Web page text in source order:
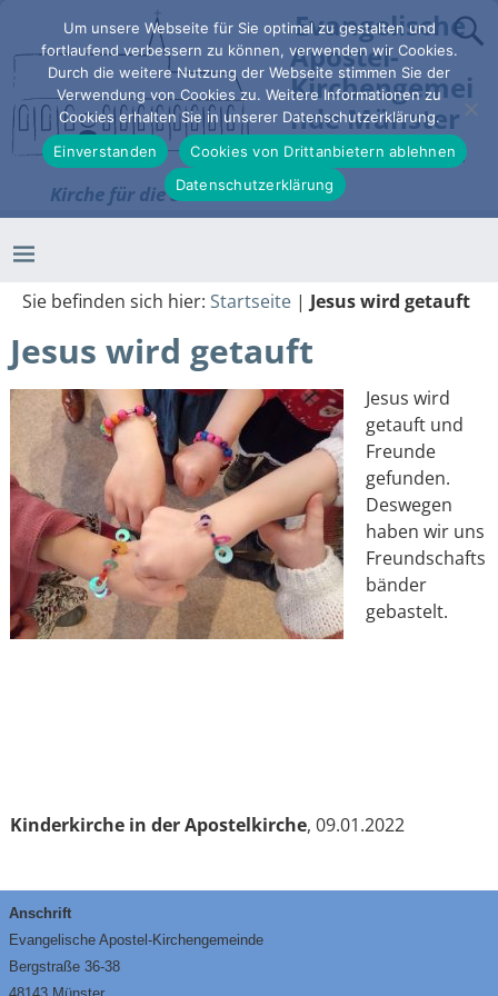
Evangelische
Apostel-
Kirchengemei
nde Münster
Kirche in der Stadt -
Kirche für die Stadt
Sie befinden sich hier: Startseite | Jesus wird getauft
Jesus wird getauft
Jesus wird
getauft und
Freunde
gefunden.
Deswegen
haben wir uns
Freundschafts
bänder
gebastelt.
Kinderkirche in der Apostelkirche, 09.01.2022
Anschrift
Evangelische Apostel-Kirchengemeinde
Bergstraße 36-38
Um unsere Webseite für Sie optimal zu gestalten und
fortlaufend verbessern zu können, verwenden wir Cookies.
Durch die weitere Nutzung der Webseite stimmen Sie der
Verwendung von Cookies zu. Weitere Informationen zu
Cookies erhalten Sie in unserer Datenschutzerklärung.
Einverstanden
Cookies von Drittanbietern ablehnen
Datenschutzerklärung